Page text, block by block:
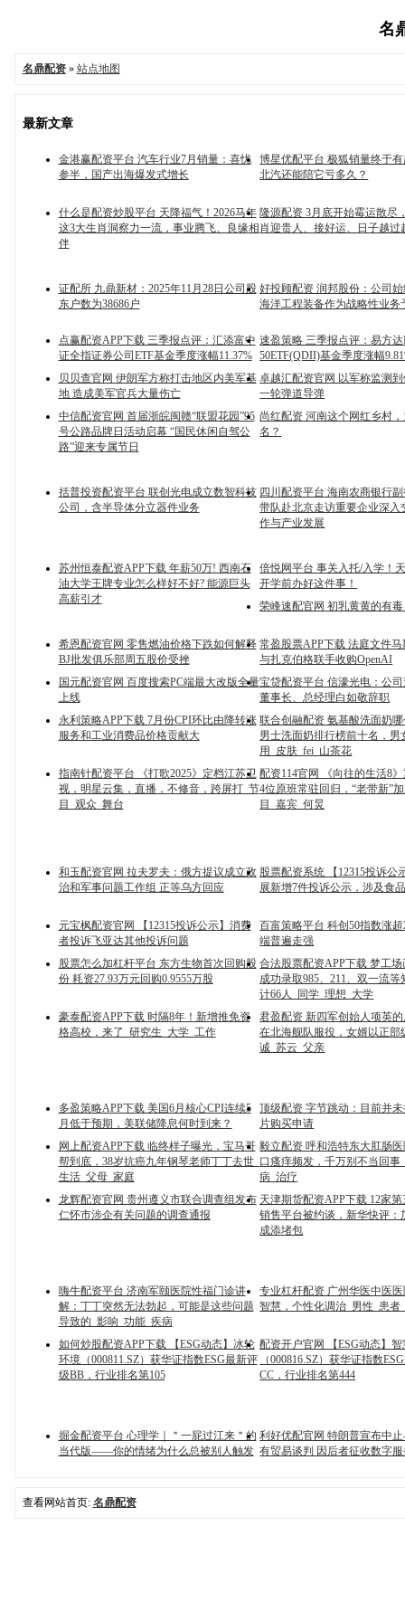
名
名鼎配资» 站点地图
最新文章
金港赢配资平台 汽车行业7月销量：喜忧
参半，国产出海爆发式增长
博星优配平台 极狐销量终于
北汽还能陪它亏多久？
什么是配资炒股平台 天降福气！2026马年
这3大生肖洞察力一流，事业腾飞、良缘相
伴
隆源配资 3月底开始霉运散尽
肖迎贵人、接好运、日子越过
证配所 九鼎新材：2025年11月28日公司股
东户数为38686户
好投顾配资 润邦股份：公司
海洋工程装备作为战略性业务
点赢配资APP下载 三季报点评：汇添富中
证全指证券公司ETF基金季度涨幅11.37%
速盈策略 三季报点评：易方
50ETF(QDII)基金季度涨幅
贝贝查官网 伊朗军方称打击地区内美军基
地 造成美军官兵大量伤亡
卓越汇配资官网 以军称监测
一轮弹道导弹
中信配资官网 首届浙皖闽赣“联盟花园”95
号公路品牌日活动启幕 “国民休闲自驾公
路”迎来专属节日
尚红配资 河南这个网红乡村
名？
括普投资配资平台 联创光电成立数智科技
公司，含半导体分立器件业务
四川配资平台 海南农商银行
带队赴北京走访重要企业深入
作与产业发展
苏州恒泰配资APP下载 年薪50万! 西南石
油大学王牌专业怎么样好不好? 能源巨头
高薪引才
倍悦网平台 事关入托/入学！
开学前办好这件事！
荣峰速配官网 初乳黄黄的有
希恩配资官网 零售燃油价格下跌如何解释
BJ批发俱乐部周五股价受挫
常盈股票APP下载 法庭文件
与扎克伯格联手收购OpenAI
国元配资官网 百度搜索PC端最大改版全量
上线
宝贷配资平台 信濠光电：公
董事长、总经理白如敬辞职
永利策略APP下载 7月份CPI环比由降转涨
服务和工业消费品价格贡献大
联合创融配资 氨基酸洗面奶
男士洗面奶排行榜前十名，男
用_皮肤_fei_山茶花
指南针配资平台 《打歌2025》定档江苏卫
视，明星云集，直播，不修音，跨屏打_节
目_观众_舞台
配资114官网 《向往的生活8
4位原班常驻回归，“老带新”
目_嘉宾_何炅
和玉配资官网 拉夫罗夫：俄方提议成立政
治和军事问题工作组 正等乌方回应
股票配资系统 【12315投诉公
展新增7件投诉公示，涉及食
元宝枫配资官网 【12315投诉公示】消费
者投诉飞亚达其他投诉问题
百富策略平台 科创50指数涨
端普遍走强
股票怎么加杠杆平台 东方生物首次回购股
份 耗资27.93万元回购0.9555万股
合法股票配资APP下载 梦工场
成功录取985、211、双一流等
计66人_同学_理想_大学
豪泰配资APP下载 时隔8年！新增推免资
格高校，来了_研究生_大学_工作
君盈配资 新四军创始人项英
在北海舰队服役，女婿以正部
诚_苏云_父亲
多盈策略APP下载 美国6月核心CPI连续5
月低于预期，美联储降息何时到来？
顶级配资 字节跳动：目前并
片购买申请
网上配资APP下载 临终样子曝光，宝马哥
帮到底，38岁抗癌九年钢琴老师丁丁去世_
生活_父母_家庭
毅立配资 呼和浩特东大肛肠
口瘙痒频发，千万别不当回事
病_治疗
龙辉配资官网 贵州遵义市联合调查组发布
仁怀市涉企有关问题的调查通报
天津期货配资APP下载 12家
销售平台被约谈，新华快评：
成添堵包
嗨牛配资平台 济南军颐医院性福门诊讲
解：丁丁突然无法勃起，可能是这些问题
导致的_影响_功能_疾病
专业杠杆配资 广州华医中医
智慧，个性化调治_男性_患者
如何炒股配资APP下载 【ESG动态】冰轮
环境（000811.SZ）获华证指数ESG最新评
级BB，行业排名第105
配资开户官网 【ESG动态】
（000816.SZ）获华证指数
CC，行业排名第444
掘金配资平台 心理学｜＂一屁过江来＂的
当代版——你的情绪为什么总被别人触发
利好优配官网 特朗普宣布中
有贸易谈判 因后者征收数字
查看网站首页: 名鼎配资